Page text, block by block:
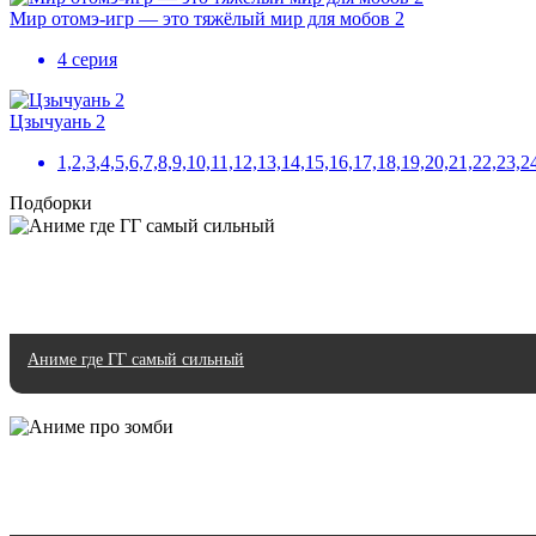
Мир отомэ-игр — это тяжёлый мир для мобов 2
4 серия
Цзычуань 2
Подборки
Аниме где ГГ самый сильный